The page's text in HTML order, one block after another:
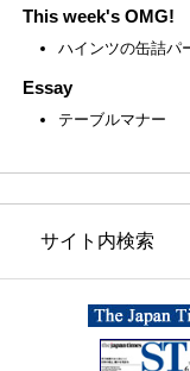
This week's OMG!
ハインツの缶詰パ
Essay
テーブルマナー
サイト内検索